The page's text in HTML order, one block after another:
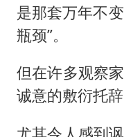
是那套万年不
瓶颈”。
但在许多观察
诚意的敷衍托辞